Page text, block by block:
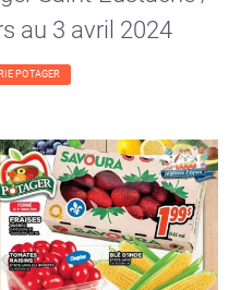
au 3 avril 2024
POTAGER